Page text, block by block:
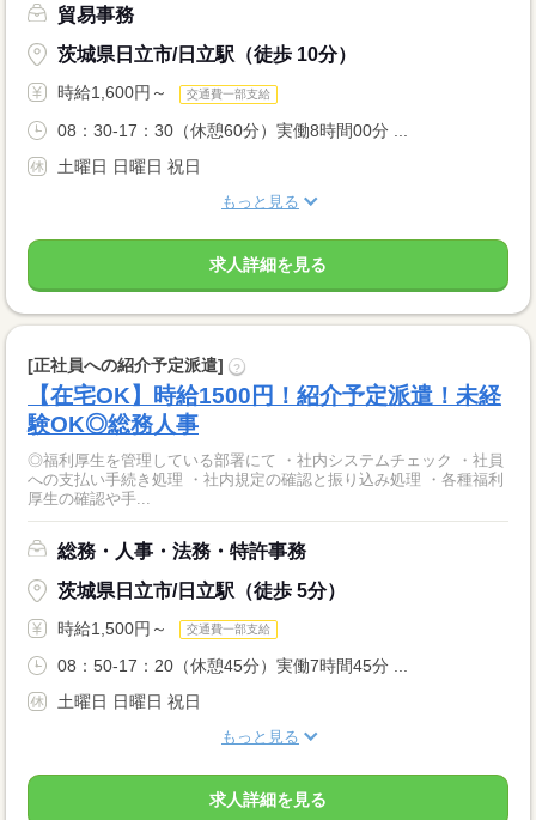
貿易事務
茨城県日立市/日立駅（徒歩 10分）
時給1,600円～ 交通費一部支給
08：30-17：30（休憩60分）実働8時間00分 ...
土曜日 日曜日 祝日
もっと見る
求人詳細を見る
[正社員への紹介予定派遣] ?
【在宅OK】時給1500円！紹介予定派遣！未経
験OK◎総務人事
◎福利厚生を管理している部署にて ・社内システムチェック ・社員
への支払い手続き処理 ・社内規定の確認と振り込み処理 ・各種福利
厚生の確認や手...
総務・人事・法務・特許事務
茨城県日立市/日立駅（徒歩 5分）
時給1,500円～ 交通費一部支給
08：50-17：20（休憩45分）実働7時間45分 ...
土曜日 日曜日 祝日
もっと見る
求人詳細を見る